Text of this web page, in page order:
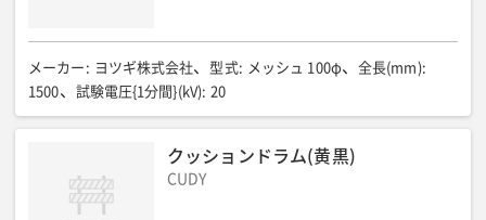
メーカー : ヨツギ株式会社 型式: メッシュ 100φ 全長(mm):
1500
試験電圧{1分間}(kV): 20
クッションドラム(黄黒)
CUDY